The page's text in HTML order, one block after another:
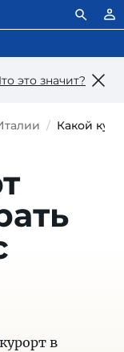
это значит?
Какой
в